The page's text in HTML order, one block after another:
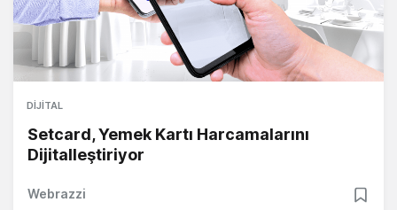
DIJITAL
Setcard, Yemek Kartı Harcamalarını
Dijitalleştiriyor
Webrazzi